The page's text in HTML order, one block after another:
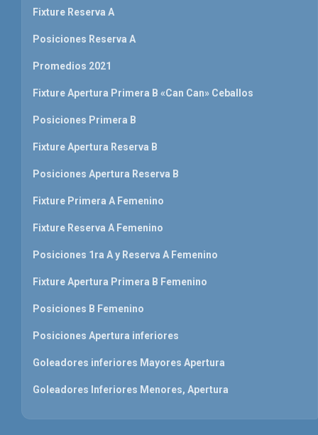
Fixture Reserva A
Posiciones Reserva A
Promedios 2021
Fixture Apertura Primera B «Can Can» Ceballos
Posiciones Primera B
Fixture Apertura Reserva B
Posiciones Apertura Reserva B
Fixture Primera A Femenino
Fixture Reserva A Femenino
Posiciones 1ra A y Reserva A Femenino
Fixture Apertura Primera B Femenino
Posiciones B Femenino
Posiciones Apertura inferiores
Goleadores inferiores Mayores Apertura
Goleadores Inferiores Menores, Apertura